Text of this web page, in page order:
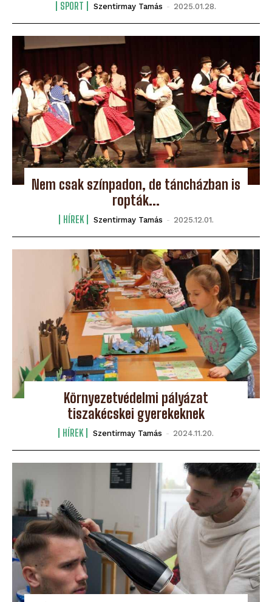
SPORT Szentirmay Tamás - 2025.01.28.
Nem csak színpadon, de táncházban is
ropták...
HÍREK Szentirmay Tamás - 2025.12.01.
Környezetvédelmi pályázat
tiszakécskei gyerekeknek
HÍREK Szentirmay Tamás - 2024.11.20.